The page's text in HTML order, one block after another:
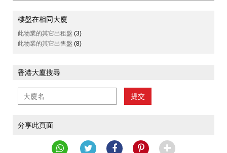
樓盤在相同大廈
此物業的其它出租盤 (3)
此物業的其它出售盤 (8)
香港大廈搜尋
提交
分享此頁面